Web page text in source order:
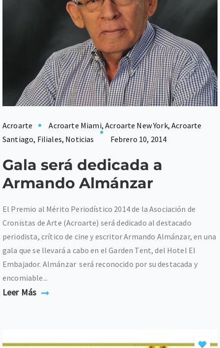
Acroarte Acroarte Miami,Acroarte New York,Acroarte
Santiago, Filiales, Noticias Febrero 10, 2014
Gala será dedicada a
Armando Almánzar
El Premio al Mérito Periodístico 2014 de la Asociación de
Cronistas de Arte (Acroarte) será dedicado al destacado
periodista, crítico de cine y escritor Armando Almánzar, en una
gala que se llevará a cabo en el Garden Tent, del Hotel El
Embajador. Almánzar será reconocido por su destacada y
encomiable...
Leer Más